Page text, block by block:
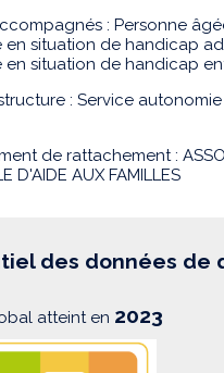
: Personne
en situation de handicap
en situation de handicap
: Service
de rattachement :
D'AIDE AUX FAMILLES
des données de
atteint en 2023